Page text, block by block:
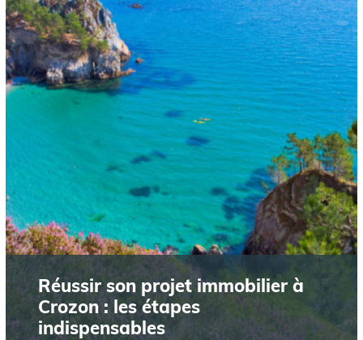
Réussir son projet immobilier à
Crozon : les étapes
indispensables